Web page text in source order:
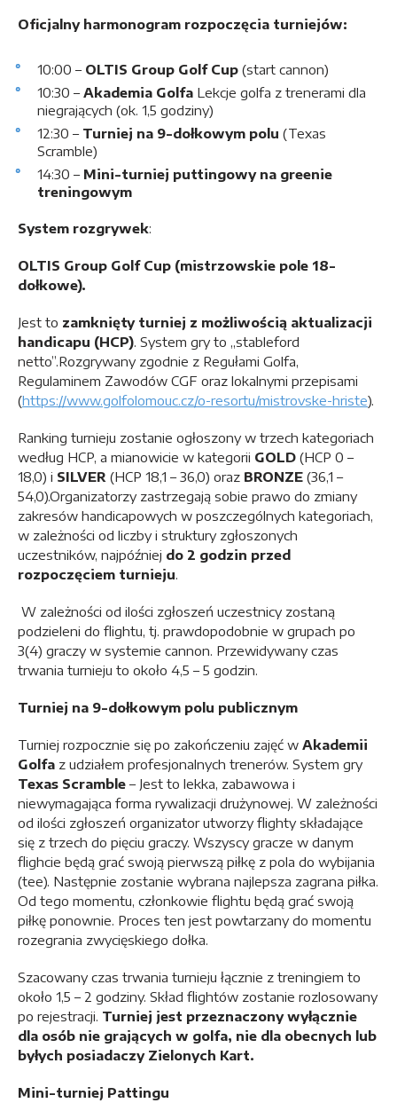
Oficjalny harmonogram rozpoczęcia turniejów:
10:00 – OLTIS Group Golf Cup (start cannon)
10:30 – Akademia Golfa Lekcje golfa z trenerami dla
niegrających (ok. 1,5 godziny)
12:30 – Turniej na 9-dołkowym polu (Texas
Scramble)
14:30 – Mini-turniej puttingowy na greenie
treningowym
System rozgrywek:
OLTIS Group Golf Cup (mistrzowskie pole 18-
dołkowe).
Jest to zamknięty turniej z możliwością aktualizacji
handicapu (HCP) . System gry to „stableford
netto”.Rozgrywany zgodnie z Regułami Golfa,
Regulaminem Zawodów CGF oraz lokalnymi przepisami
(https://www.golfolomouc.cz/o-resortu/mistrovske-hriste).
Ranking turnieju zostanie ogłoszony w trzech kategoriach
według HCP, a mianowicie w kategorii GOLD (HCP 0 –
18,0) i SILVER (HCP 18,1 – 36,0) oraz BRONZE (36,1 –
54,0).Organizatorzy zastrzegają sobie prawo do zmiany
zakresów handicapowych w poszczególnych kategoriach,
w zależności od liczby i struktury zgłoszonych
uczestników, najpóźniej do 2 godzin przed
rozpoczęciem turnieju
W zależności od ilości zgłoszeń uczestnicy zostaną
podzieleni do flightu, tj. prawdopodobnie w grupach po
3(4) graczy w systemie cannon. Przewidywany czas
trwania turnieju to około 4,5 – 5 godzin.
Turniej na 9-dołkowym polu publicznym
Turniej rozpocznie się po zakończeniu zajęć w Akademii
Golfa z udziałem profesjonalnych trenerów. System gry
Texas Scramble – Jest to lekka, zabawowa i
niewymagająca forma rywalizacji drużynowej. W zależności
od ilości zgłoszeń organizator utworzy flighty składające
się z trzech do pięciu graczy. Wszyscy gracze w danym
flighcie będą grać swoją pierwszą piłkę z pola do wybijania
(tee). Następnie zostanie wybrana najlepsza zagrana piłka.
Od tego momentu, członkowie flightu będą grać swoją
piłkę ponownie. Proces ten jest powtarzany do momentu
rozegrania zwycięskiego dołka.
Szacowany czas trwania turnieju łącznie z treningiem to
około 1,5 – 2 godziny. Skład flightów zostanie rozlosowany
po rejestracji. Turniej jest przeznaczony wyłącznie
dla osób nie grających w golfa, nie dla obecnych lub
byłych posiadaczy Zielonych Kart.
Mini-turniej Pattingu